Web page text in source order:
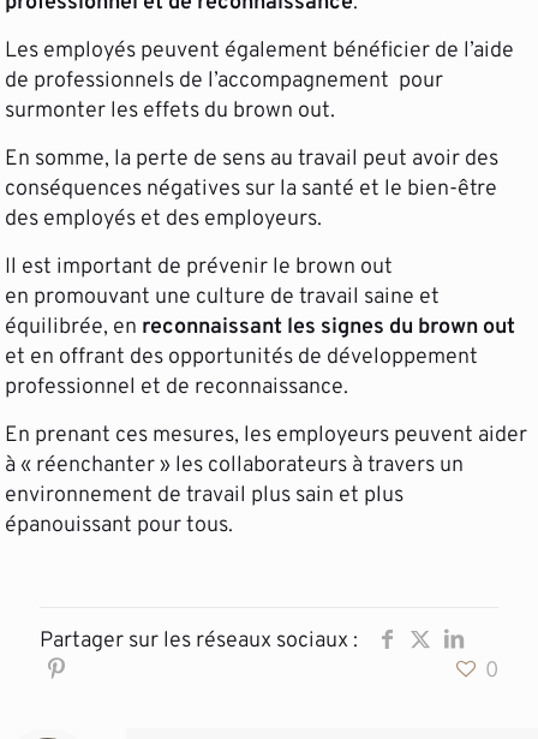
Les employés peuvent également bénéficier de l’aide
de professionnels de l’accompagnement pour
surmonter les effets du brown out.
En somme, la perte de sens au travail peut avoir des
conséquences négatives sur la santé et le bien-être
des employés et des employeurs.
Il est important de prévenir le brown out
en promouvant une culture de travail saine et
équilibrée, en reconnaissant les signes du brown out
et en offrant des opportunités de développement
professionnel et de reconnaissance.
En prenant ces mesures, les employeurs peuvent aider
à « réenchanter » les collaborateurs à travers un
environnement de travail plus sain et plus
épanouissant pour tous.
Partager sur les réseaux sociaux :
0